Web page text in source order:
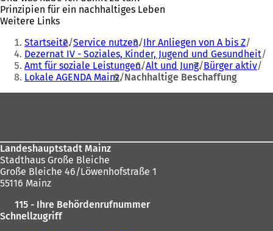
Prinzipien für ein nachhaltiges Leben
Weitere Links
Sie
befinden
sich
hier:
Startseite Service nutzen Ihr Anliegen von A bis Z
Dezernat IV - Soziales, Kinder, Jugend und Gesundheit
Amt für soziale Leistungen Alt und Jung Bürger aktiv
Lokale AGENDA Mainz Nachhaltige Beschaffung
Landeshauptstadt Mainz
Stadthaus Große Bleiche
Große Bleiche 46/Löwenhofstraße 1
55116 Mainz
115 - Ihre Behördenrufnummer
Schnellzugriff